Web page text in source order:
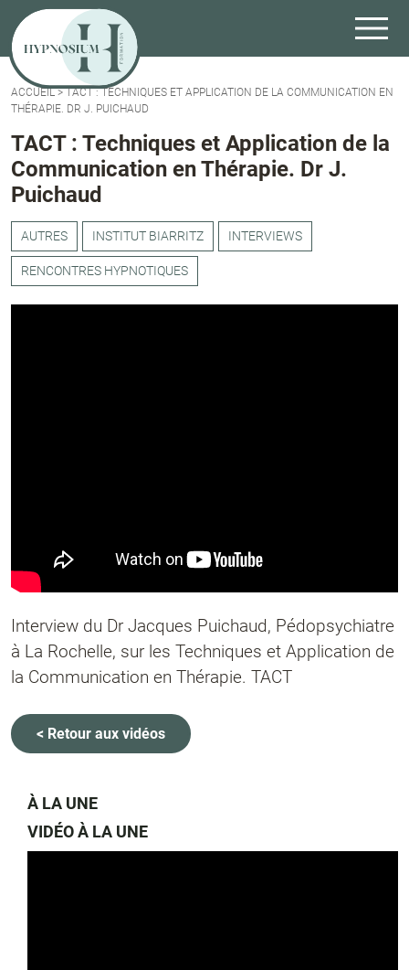
ACCUEIL>TACT : TECHNIQUES ET APPLICATION DE LA COMMUNICATION EN
THÉRAPIE. DR J. PUICHAUD
TACT : Techniques et Application de la
Communication en Thérapie. Dr J.
Puichaud
AUTRES INSTITUT BIARRITZ INTERVIEWS
RENCONTRES HYPNOTIQUES
Interview du Dr Jacques Puichaud, Pédopsychiatre
à La Rochelle, sur les Techniques et Application de
la Communication en Thérapie. TACT
< Retour aux vidéos
À LA UNE
VIDÉO À LA UNE